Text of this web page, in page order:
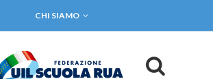
CHI SIAMO